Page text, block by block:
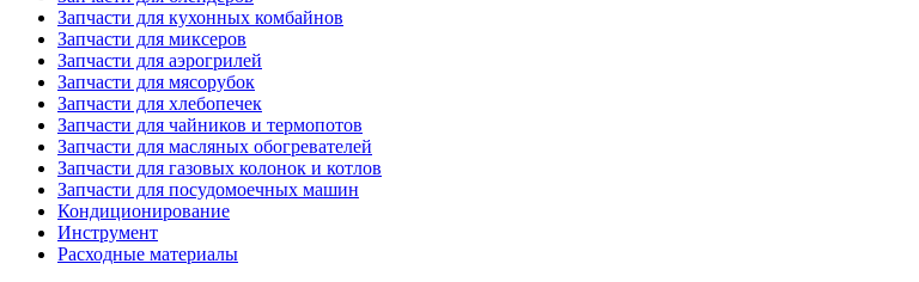
Запчасти для кухонных комбайнов
Запчасти для миксеров
Запчасти для аэрогрилей
Запчасти для мясорубок
Запчасти для хлебопечек
Запчасти для чайников и термопотов
Запчасти для масляных обогревателей
Запчасти для газовых колонок и котлов
Запчасти для посудомоечных машин
Кондиционирование
Инструмент
Расходные материалы